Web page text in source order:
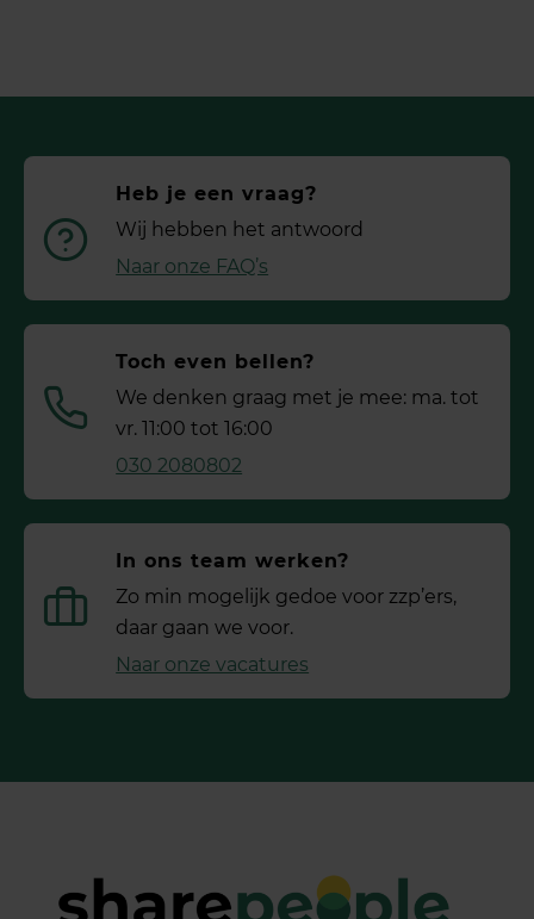
Heb je een vraag?
Wij hebben het antwoord
Naar onze FAQ’s
Toch even bellen?
We denken graag met je mee: ma. tot
vr. 11:00 tot 16:00
030 2080802
In ons team werken?
Zo min mogelijk gedoe voor ­zzp’ers,
daar gaan we voor.
Naar onze vacatures